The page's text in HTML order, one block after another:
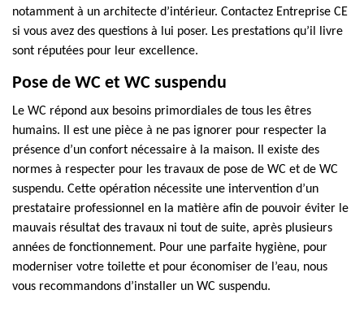
notamment à un architecte d’intérieur. Contactez Entreprise CE
si vous avez des questions à lui poser. Les prestations qu’il livre
sont réputées pour leur excellence.
Pose de WC et WC suspendu
Le WC répond aux besoins primordiales de tous les êtres
humains. Il est une pièce à ne pas ignorer pour respecter la
présence d’un confort nécessaire à la maison. Il existe des
normes à respecter pour les travaux de pose de WC et de WC
suspendu. Cette opération nécessite une intervention d’un
prestataire professionnel en la matière afin de pouvoir éviter le
mauvais résultat des travaux ni tout de suite, après plusieurs
années de fonctionnement. Pour une parfaite hygiène, pour
moderniser votre toilette et pour économiser de l’eau, nous
vous recommandons d’installer un WC suspendu.